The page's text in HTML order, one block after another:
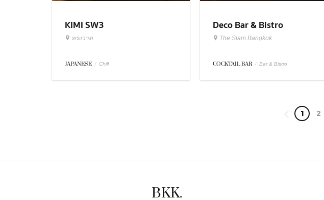
KIMI SW3
ทรงวาด
JAPANESE / Chill
Deco Bar & Bistro
The Siam Bangkok
COCKTAIL BAR / Bar & Bistro
1 2
BKK.